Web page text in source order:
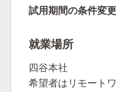
試用期間の条件変更
就業場所
四谷本社
希望者はリモート